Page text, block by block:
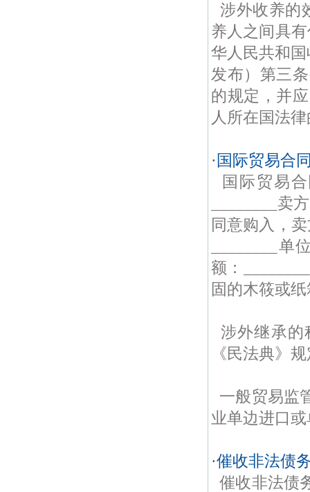
涉外收养的
养人之间具
华人民共和
发布）第三
的规定，并
人所在国法
·国际贸易合
国际贸易
________
同意购入，
________单
额：
固的木筱或
涉外继承的
《民法典》
一般贸易监
业单边进口
·催收非法债
催收非法债